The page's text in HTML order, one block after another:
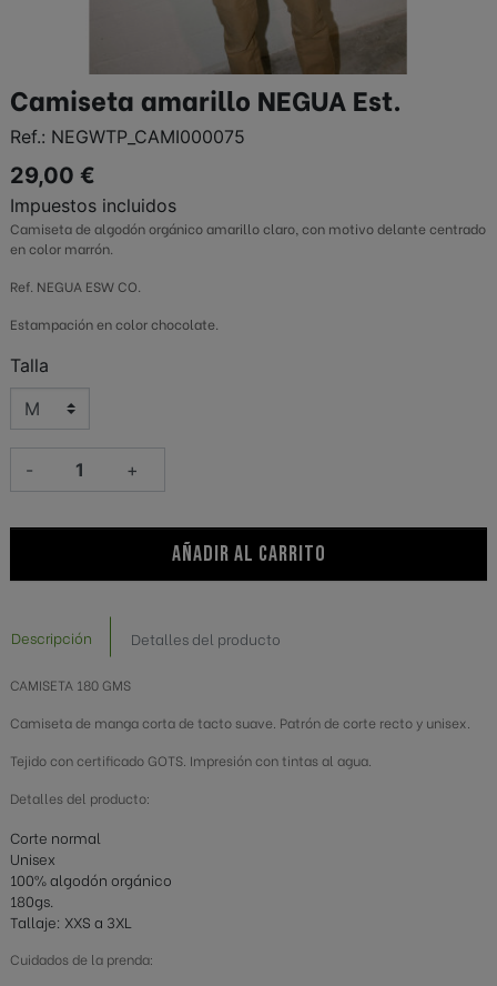
Camiseta amarillo NEGUA Est.
Ref.: NEGWTP_CAMI000075
29,00 €
Impuestos incluidos
Camiseta de algodón orgánico amarillo claro, con motivo delante centrado
en color marrón.
Ref. NEGUA ESW CO.
Estampación en color chocolate.
Talla
- +
AÑADIR AL CARRITO
Descripción Detalles del producto
CAMISETA 180 GMS
Camiseta de manga corta de tacto suave. Patrón de corte recto y unisex.
Tejido con certificado GOTS. Impresión con tintas al agua.
Detalles del producto:
Corte normal
Unisex
100% algodón orgánico
180gs.
Tallaje: XXS a 3XL
Cuidados de la prenda: